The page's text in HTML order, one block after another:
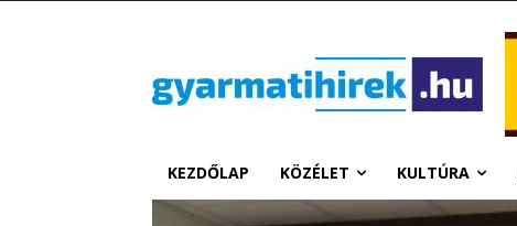
KEZDŐLAP KÖZÉLET KULTÚRA